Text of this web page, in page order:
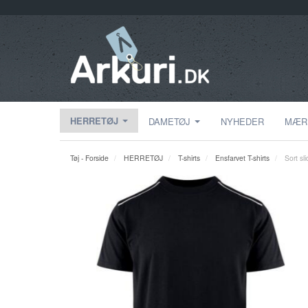
HERRETØJ DAMETØJ NYHEDER
Tøj - Forside HERRETØJ T-shirts Ensfarvet T-shirts Sort